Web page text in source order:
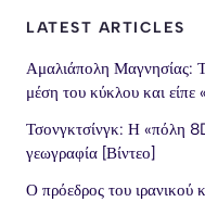
LATEST ARTICLES
Αμαλιάπολη Μαγνησίας:
μέση του κύκλου και είπε
Τσονγκτσίνγκ: Η «πόλη
γεωγραφία [Βίντεο]
Ο πρόεδρος του ιρανικού